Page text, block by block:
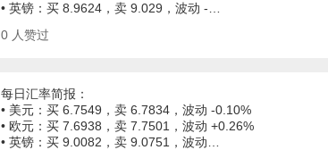
• 英镑：买 8.9624，卖 9.029，波动 -…
0 人赞过
每日汇率简报：
• 美元：买 6.7549，卖 6.7834，波动 -0.10%
• 欧元：买 7.6938，卖 7.7501，波动 +0.26%
• 英镑：买 9.0082，卖 9.0751，波动…